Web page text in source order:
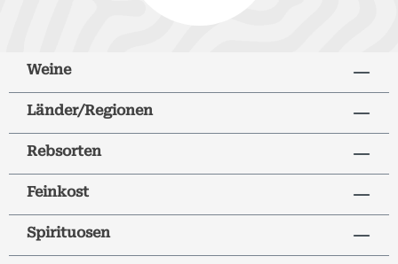
Weine
Länder/Regionen
Rebsorten
Feinkost
Spirituosen